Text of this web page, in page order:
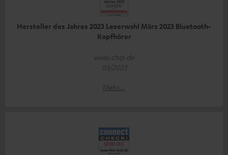
Hersteller des Jahres 2023 Leserwahl März 2023 Bluetooth-
Kopfhörer
www.chip.de
03/2023
Mehr...